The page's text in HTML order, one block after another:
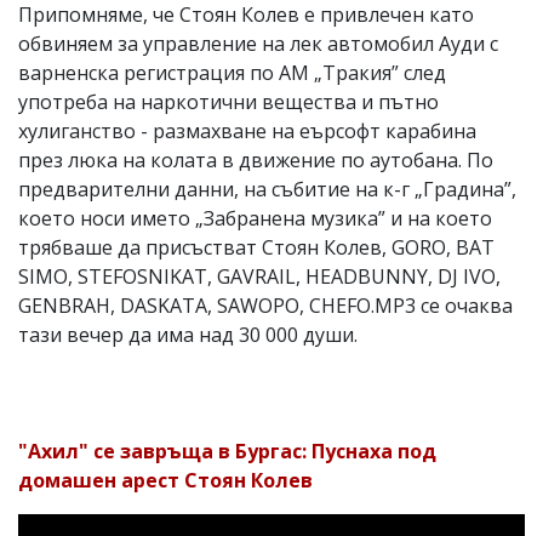
Припомняме, че Стоян Колев е привлечен като
обвиняем за управление на лек автомобил Ауди с
варненска регистрация по АМ „Тракия” след
употреба на наркотични вещества и пътно
хулиганство - размахване на еърсофт карабина
през люка на колата в движение по аутобана. По
предварителни данни, на събитие на к-г „Градина”,
което носи името „Забранена музика” и на което
трябваше да присъстват Стоян Колев, GORO, BAT
SIMO, STEFOSNIKAT, GAVRAIL, HEADBUNNY, DJ IVO,
GENBRAH, DASKATA, SAWOPO, CHEFO.MP3 се очаква
тази вечер да има над 30 000 души.
"Ахил" се завръща в Бургас: Пуснаха под
домашен арест Стоян Колев